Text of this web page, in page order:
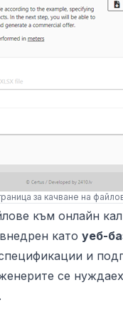
за качване на
към онлайн
като уеб-
и
се